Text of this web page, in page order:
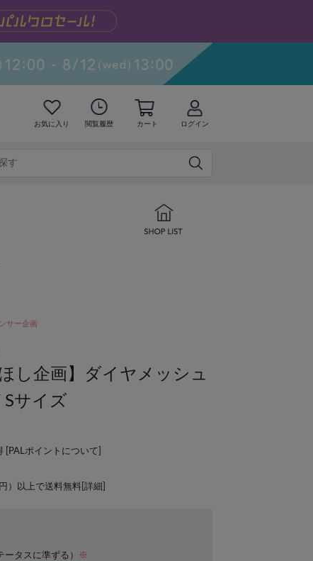
お気に入り 閲覧履歴 カート ログイン
サー企画
し企画】ダイヤメッシュ
サイズ
[ PALポイントについて
）以上で送料無料[ 詳細
ータスに準ずる）
※